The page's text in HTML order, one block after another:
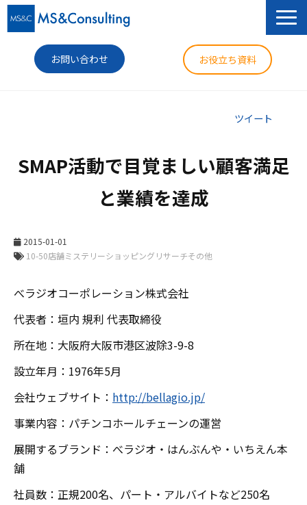
お問い合わせ お役立ち資料
導入事例
企業情報
ツイート
SMAP活動で目覚ましい顧客満足
と業績を達成
2015-01-01
べラジオコーポレーション株式会社
代表者：垣内 規利 代表取締役
所在地：大阪府大阪市港区波除3-9-8
設立年月：1976年5月
会社ウェブサイト： http://bellagio.jp/
事業内容：パチンコホールチェーンの運営
展開するブランド：べラジオ・はんぶんや・いちえん本
舗
社員数：正規200名、パート・アルバイトなど250名